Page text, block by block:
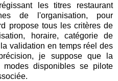
les titres restaurant
de l'organisation, pour
propose tous les critères de
horaire, catégorie de
validation en temps réel des
je suppose que la
disponibles se pilote